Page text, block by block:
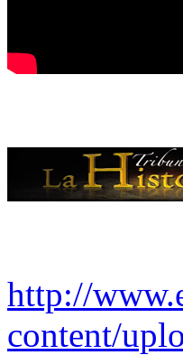
http://
content/